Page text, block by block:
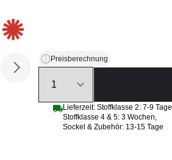
Preisberechnung
Lieferzeit: Stoffklasse 2: 7-9 Tage
Stoffklasse 4 & 5: 3 Wochen,
Sockel & Zubehör: 13-15 Tage